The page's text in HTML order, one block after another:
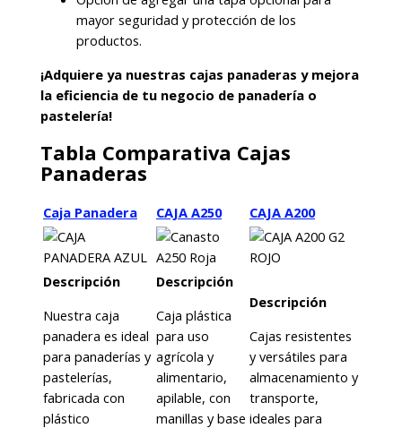
mayor seguridad y protección de los
productos.
¡Adquiere ya nuestras cajas panaderas y mejora
la eficiencia de tu negocio de panadería o
pastelería!
Tabla Comparativa Cajas
Panaderas
Caja Panadera CAJA A250 CAJA A200
Descripción
Nuestra caja
panadera es ideal
para panaderías y
pastelerías,
fabricada con
plástico
Descripción
Caja plástica
para uso
agrícola y
alimentario,
apilable, con
manillas y base
Descripción
Cajas resistentes
y versátiles para
almacenamiento y
transporte,
ideales para